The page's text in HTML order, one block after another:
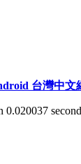
台灣中文
0.020037